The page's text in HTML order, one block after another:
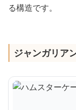
る構造です。
ジャンガリア